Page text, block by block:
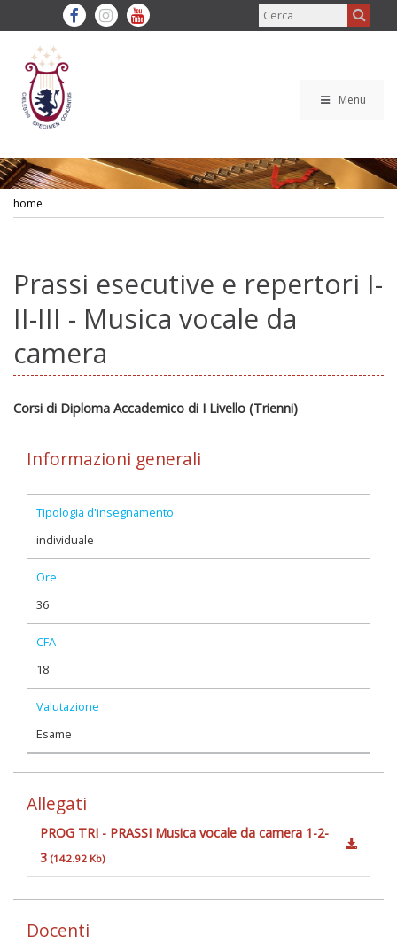
Menu
home
Prassi esecutive e repertori I-
II-III - Musica vocale da
camera
Corsi di Diploma Accademico di I Livello (Trienni)
Informazioni generali
Tipologia d'insegnamento
individuale
Ore
36
CFA
18
Valutazione
Esame
Allegati
PROG TRI - PRASSI Musica vocale da camera 1-2-
3 (142.92 Kb)
Docenti